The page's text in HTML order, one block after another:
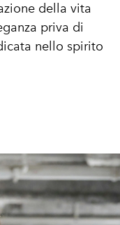
della vita
priva di
nello spirito